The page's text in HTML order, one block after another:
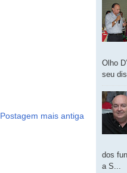
Postagem mais antiga
Olho
seu
dos
a S...